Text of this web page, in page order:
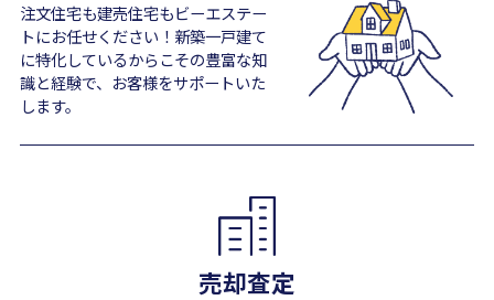
注文住宅も建売住宅もビーエステー
トにお任せください！新築一戸建て
に特化しているからこその豊富な知
識と経験で、お客様をサポートいた
します。
売却査定